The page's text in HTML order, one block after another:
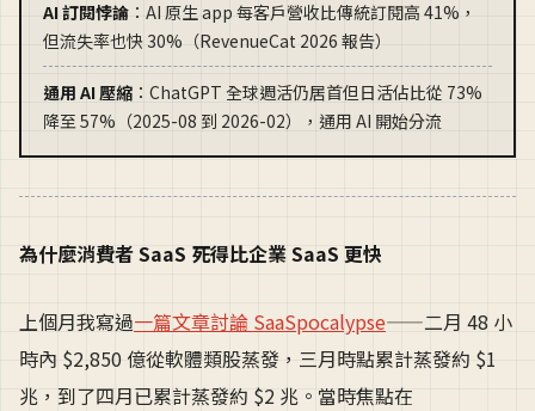
AI 訂閱悖論 ：AI 原生 app 每客戶營收比傳統訂閱高 41%，
但流失率也快 30%（RevenueCat 2026 報告）
通用 AI 壓縮 ：ChatGPT 全球週活仍居首但日活佔比從 73%
降至 57%（2025-08 到 2026-02），通用 AI 開始分流
為什麼消費者 SaaS 死得比企業 SaaS 更快
上個月我寫過一篇文章討論 SaaSpocalypse——二月 48 小
時內 $2,850 億從軟體類股蒸發，三月時點累計蒸發約 $1
兆，到了四月已累計蒸發約 $2 兆。當時焦點在